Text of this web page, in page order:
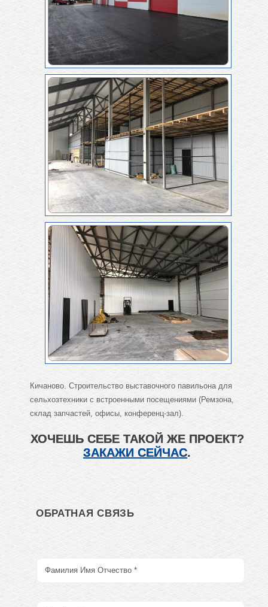
Кичаново. Строительство выставочного павильона для
сельхозтехники с встроенными посещениями (Ремзона,
склад запчастей, офисы, конференц-зал).
ХОЧЕШЬ СЕБЕ ТАКОЙ ЖЕ ПРОЕКТ?
ЗАКАЖИ СЕЙЧАС.
ОБРАТНАЯ СВЯЗЬ